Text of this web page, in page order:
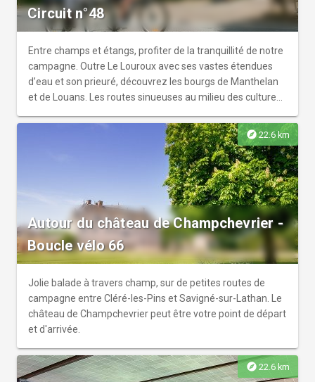
Circuit n°48
Entre champs et étangs, profiter de la tranquillité de notre
campagne. Outre Le Louroux avec ses vastes étendues
d’eau et son prieuré, découvrez les bourgs de Manthelan
et de Louans. Les routes sinueuses au milieu des cultures
explore22.6 km
Autour du château de Champchevrier -
Boucle vélo 66
Jolie balade à travers champ, sur de petites routes de
campagne entre Cléré-les-Pins et Savigné-sur-Lathan. Le
château de Champchevrier peut être votre point de départ
et d'arrivée.
explore 22.6 km